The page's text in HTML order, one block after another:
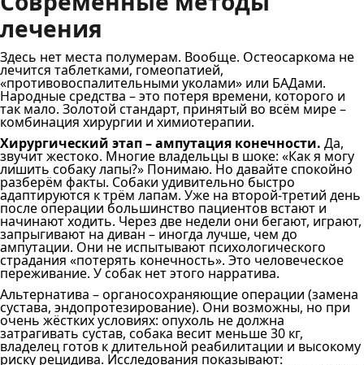
лечения
Здесь нет места полумерам. Вообще. Остеосаркома не
лечится таблетками, гомеопатией,
«противовоспалительными уколами» или БАДами.
Народные средства – это потеря времени, которого и
так мало. Золотой стандарт, принятый во всём мире –
комбинация хирургии и химиотерапии.
Хирургический этап – ампутация конечности. Да,
звучит жестоко. Многие владельцы в шоке: «Как я могу
лишить собаку лапы?» Понимаю. Но давайте спокойно
разберём факты. Собаки удивительно быстро
адаптируются к трём лапам. Уже на второй-третий день
после операции большинство пациентов встают и
начинают ходить. Через две недели они бегают, играют,
запрыгивают на диван – иногда лучше, чем до
ампутации. Они не испытывают психологического
страдания «потерять конечность». Это человеческое
переживание. У собак нет этого нарратива.
Альтернатива – органосохраняющие операции (замена
сустава, эндопротезирование). Они возможны, но при
очень жёстких условиях: опухоль не должна
затрагивать сустав, собака весит меньше 30 кг,
владелец готов к длительной реабилитации и высокому
риску рецидива. Исследования показывают: